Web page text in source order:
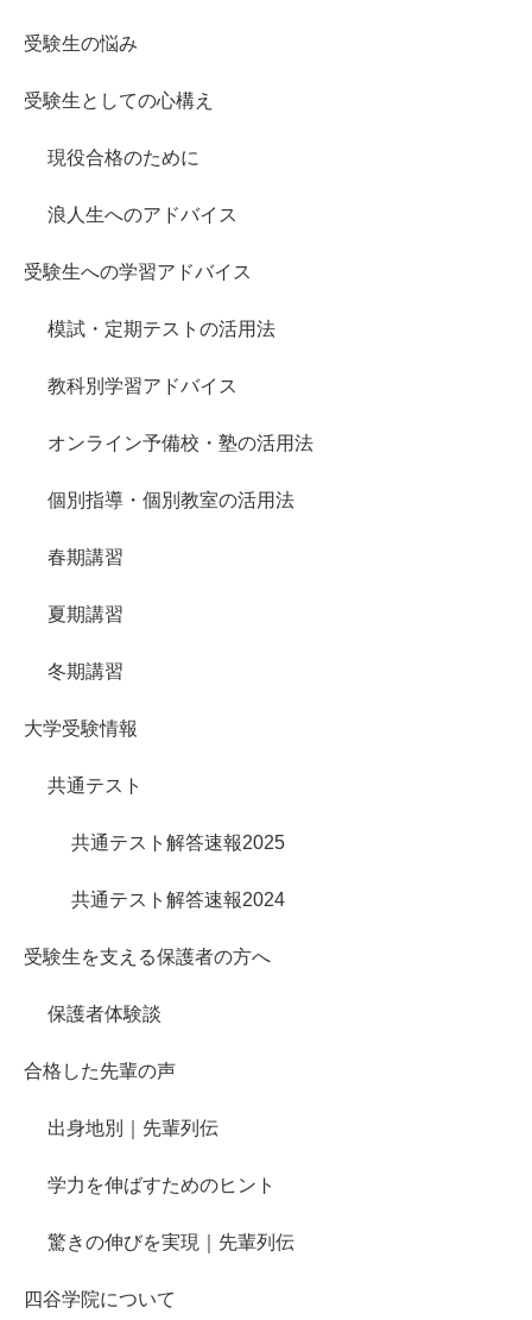
受験生の悩み
受験生としての心構え
現役合格のために
浪人生へのアドバイス
受験生への学習アドバイス
模試・定期テストの活用法
教科別学習アドバイス
オンライン予備校・塾の活用法
個別指導・個別教室の活用法
春期講習
夏期講習
冬期講習
大学受験情報
共通テスト
共通テスト解答速報2025
共通テスト解答速報2024
受験生を支える保護者の方へ
保護者体験談
合格した先輩の声
出身地別｜先輩列伝
学力を伸ばすためのヒント
驚きの伸びを実現｜先輩列伝
四谷学院について